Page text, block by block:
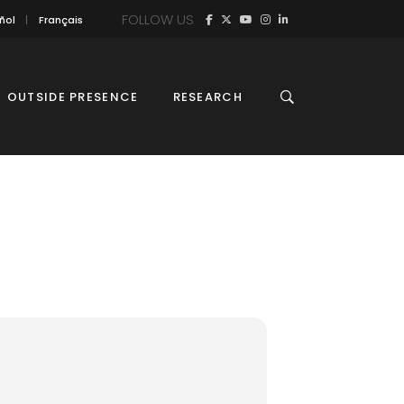
Français FOLLOW US
OUTSIDE PRESENCE RESEARCH